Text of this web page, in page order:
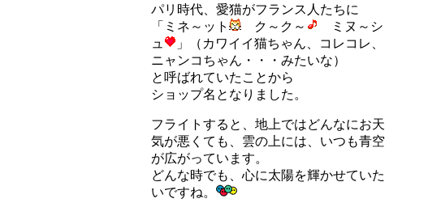
パリ時代、愛猫がフランス人たちに
「ミネ～ット
ク～ク～
ミヌ～シ
ュ
」（カワイイ猫ちゃん、コレコレ、
ニャンコちゃん・・・みたいな）
と呼ばれていたことから
ショップ名となりました。
フライトすると、地上ではどんなにお天
気が悪くても、雲の上には、いつも青空
が広がっています。
どんな時でも、心に太陽を輝かせていた
いですね。